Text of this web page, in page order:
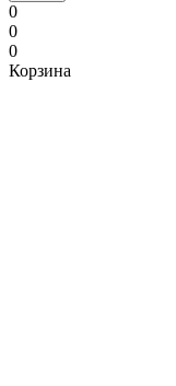
0
0
0
Корзина